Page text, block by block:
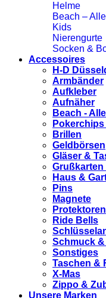
Helme
Beach –
Kids
Nierengurte
Socken &
Accessoires
H-D
Armbänder
Aufkleber
Aufnäher
Beach -
Brillen
Geldbörsen
Gläser &
Haus &
Pins
Magnete
Protektoren
Ride Bells
Schmuck
Sonstiges
Taschen &
X-Mas
Zippo &
Unsere Marken